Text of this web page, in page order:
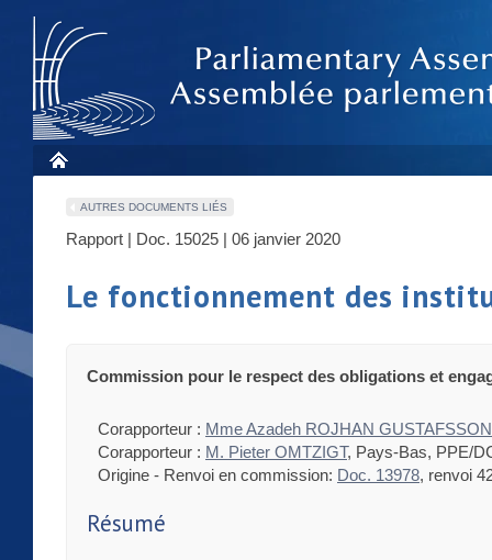
AUTRES DOCUMENTS LIÉS
Rapport | Doc. 15025 | 06 janvier 2020
Le fonctionnement des
Commission pour le respect des obligations et
Corapporteur : Mme Azadeh ROJHAN GUSTAFSSON
Corapporteur : M. Pieter OMTZIGT, Pays-Bas, PPE/
Origine - Renvoi en commission: Doc. 13978, renvoi
Résumé